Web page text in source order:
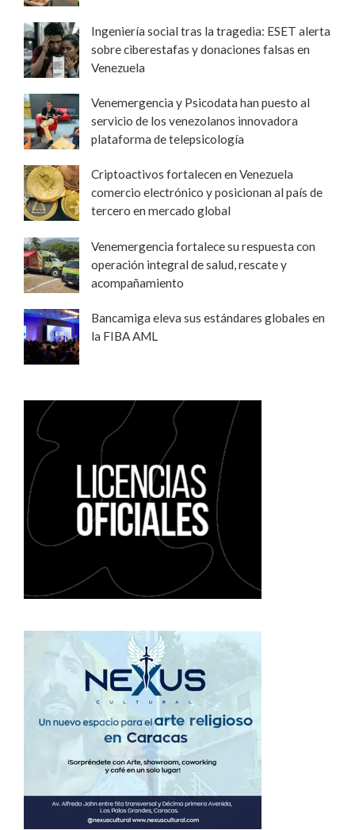
Ingeniería social tras la tragedia: ESET alerta
sobre ciberestafas y donaciones falsas en
Venezuela
Venemergencia y Psicodata han puesto al
servicio de los venezolanos innovadora
plataforma de telepsicología
Criptoactivos fortalecen en Venezuela
comercio electrónico y posicionan al país de
tercero en mercado global
Venemergencia fortalece su respuesta con
operación integral de salud, rescate y
acompañamiento
Bancamiga eleva sus estándares globales en
la FIBA AML